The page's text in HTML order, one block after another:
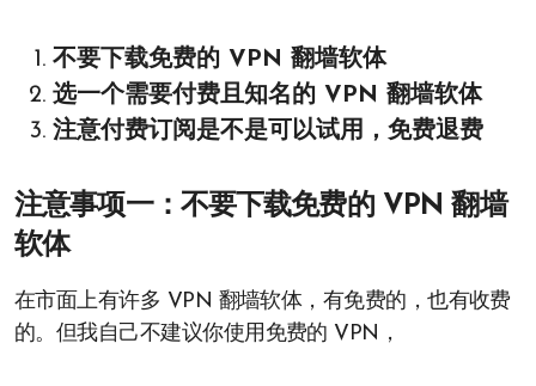
不要下载免费的 VPN 翻墙软体
选一个需要付费且知名的 VPN 翻墙软体
注意付费订阅是不是可以试用，免费退费
注意事项一：不要下载免费的 VPN 翻墙
软体
在市面上有许多 VPN 翻墙软体，有免费的，也有收费
的。但我自己不建议你使用免费的 VPN，